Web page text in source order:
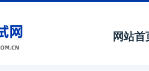
网站首